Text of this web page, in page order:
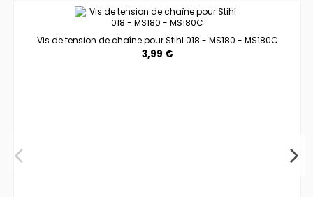
Vis de tension de chaîne pour Stihl 018 - MS180 - MS180C
3,99 €